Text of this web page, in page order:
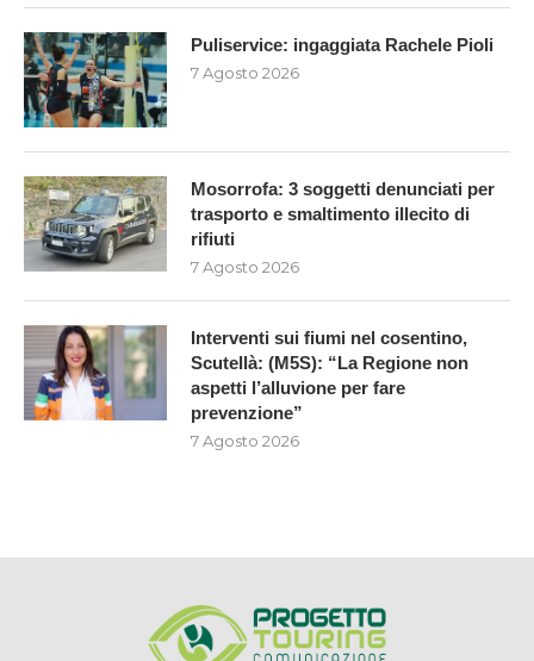
Puliservice: ingaggiata Rachele Pioli
7 Agosto 2026
Mosorrofa: 3 soggetti denunciati per
trasporto e smaltimento illecito di
rifiuti
7 Agosto 2026
Interventi sui fiumi nel cosentino,
Scutellà: (M5S): “La Regione non
aspetti l’alluvione per fare
prevenzione”
7 Agosto 2026